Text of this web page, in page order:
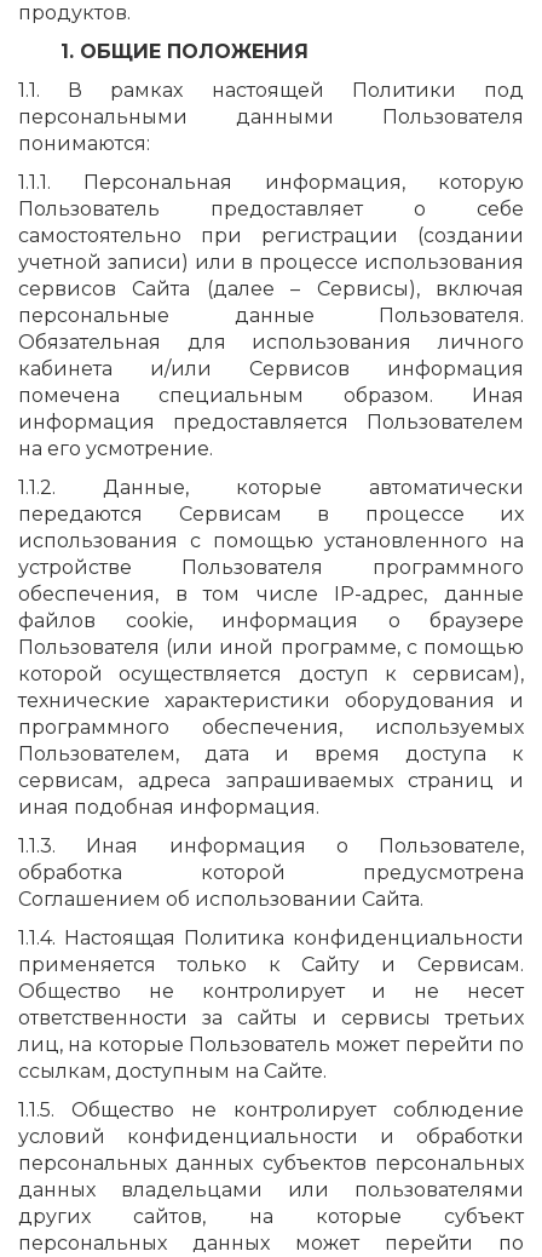
продуктов.
1. ОБЩИЕ ПОЛОЖЕНИЯ
1.1. В рамках настоящей Политики под
персональными данными Пользователя
понимаются:
1.1.1. Персональная информация, которую
Пользователь предоставляет о себе
самостоятельно при регистрации (создании
учетной записи) или в процессе использования
сервисов Сайта (далее – Сервисы), включая
персональные данные Пользователя.
Обязательная для использования личного
кабинета и/или Сервисов информация
помечена специальным образом. Иная
информация предоставляется Пользователем
на его усмотрение.
1.1.2. Данные, которые автоматически
передаются Сервисам в процессе их
использования с помощью установленного на
устройстве Пользователя программного
обеспечения, в том числе IP-адрес, данные
файлов cookie, информация о браузере
Пользователя (или иной программе, с помощью
которой осуществляется доступ к сервисам),
технические характеристики оборудования и
программного обеспечения, используемых
Пользователем, дата и время доступа к
сервисам, адреса запрашиваемых страниц и
иная подобная информация.
1.1.3. Иная информация о Пользователе,
обработка которой предусмотрена
Соглашением об использовании Сайта.
1.1.4. Настоящая Политика конфиденциальности
применяется только к Сайту и Сервисам.
Общество не контролирует и не несет
ответственности за сайты и сервисы третьих
лиц, на которые Пользователь может перейти по
ссылкам, доступным на Сайте.
1.1.5. Общество не контролирует соблюдение
условий конфиденциальности и обработки
персональных данных субъектов персональных
данных владельцами или пользователями
других сайтов, на которые субъект
персональных данных может перейти по